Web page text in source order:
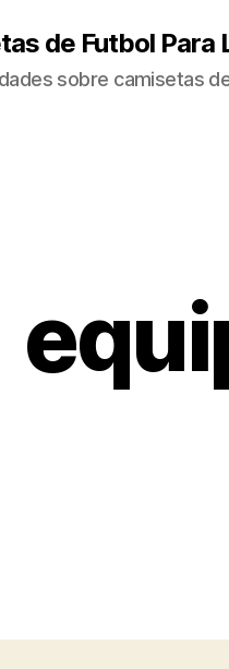
de Futbol Para
sobre camisetas